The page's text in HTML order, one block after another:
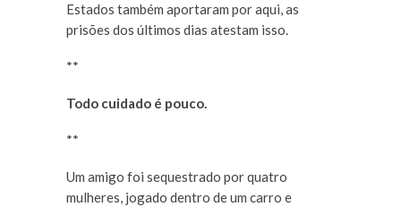
Estados também aportaram por aqui, as
prisões dos últimos dias atestam isso.
**
Todo cuidado é pouco.
**
Um amigo foi sequestrado por quatro
mulheres, jogado dentro de um carro e